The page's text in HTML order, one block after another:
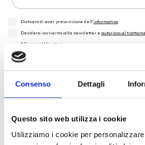
Consenso Dettagli
Questo sito web utilizza i cookie
Utilizziamo i cookie per
Dichiaro di aver preso visione dell'informativa.
Desidero iscrivermi alla newsletter e autorizzo al
* Campi obbligatori
Reso facile e
PRONTA